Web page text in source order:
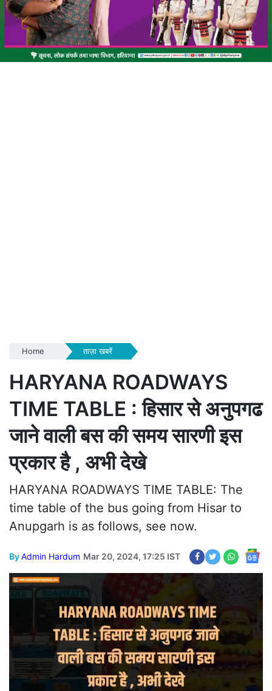
Home ताज़ा खबरें
HARYANA ROADWAYS
TIME TABLE : हिसार से अनुपगढ
जाने वाली बस की समय सारणी इस
प्रकार है , अभी देखे
HARYANA ROADWAYS TIME TABLE: The
time table of the bus going from Hisar to
Anupgarh is as follows, see now.
ByAdmin Hardum Mar 20, 2024, 17:25 IST